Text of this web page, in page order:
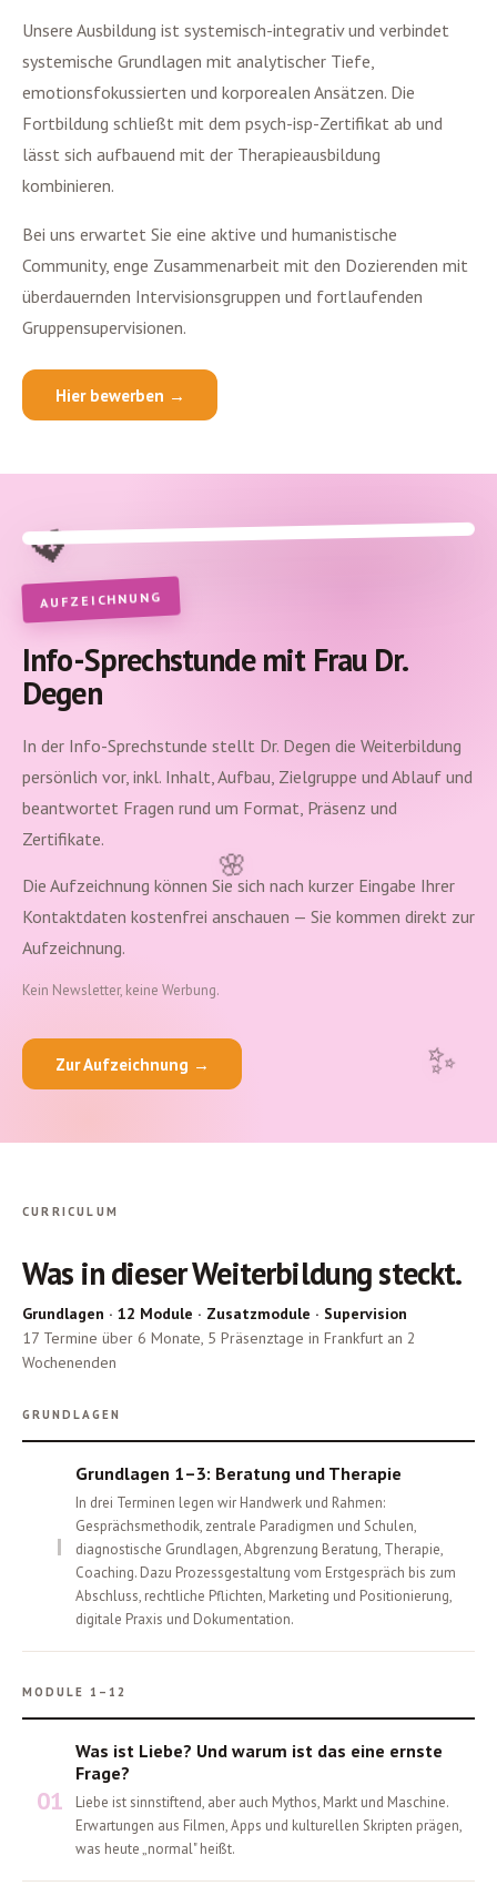
Unsere Ausbildung ist systemisch-integrativ und verbindet
systemische Grundlagen mit analytischer Tiefe,
emotionsfokussierten und korporealen Ansätzen. Die
Fortbildung schließt mit dem psych-isp-Zertifikat ab und
lässt sich aufbauend mit der Therapieausbildung
kombinieren.
Bei uns erwartet Sie eine aktive und humanistische
Community, enge Zusammenarbeit mit den Dozierenden mit
überdauernden Intervisionsgruppen und fortlaufenden
Gruppensupervisionen.
Hier bewerben →
💖
✨
🌸
AUFZEICHNUNG
Info-Sprechstunde mit Frau Dr.
Degen
In der Info-Sprechstunde stellt Dr. Degen die Weiterbildung
persönlich vor, inkl. Inhalt, Aufbau, Zielgruppe und Ablauf und
beantwortet Fragen rund um Format, Präsenz und
Zertifikate.
Die Aufzeichnung können Sie sich nach kurzer Eingabe Ihrer
Kontaktdaten kostenfrei anschauen — Sie kommen direkt zur
Aufzeichnung.
Kein Newsletter, keine Werbung.
Zur Aufzeichnung →
CURRICULUM
Was in dieser Weiterbildung steckt.
Grundlagen · 12 Module · Zusatzmodule · Supervision
17 Termine über 6 Monate, 5 Präsenztage in Frankfurt an 2
Wochenenden
GRUNDLAGEN
I
Grundlagen 1–3: Beratung und Therapie
In drei Terminen legen wir Handwerk und Rahmen:
Gesprächsmethodik, zentrale Paradigmen und Schulen,
diagnostische Grundlagen, Abgrenzung Beratung, Therapie,
Coaching. Dazu Prozessgestaltung vom Erstgespräch bis zum
Abschluss, rechtliche Pflichten, Marketing und Positionierung,
digitale Praxis und Dokumentation.
MODULE 1–12
01
Was ist Liebe? Und warum ist das eine ernste
Frage?
Liebe ist sinnstiftend, aber auch Mythos, Markt und Maschine.
Erwartungen aus Filmen, Apps und kulturellen Skripten prägen,
was heute „normal" heißt.